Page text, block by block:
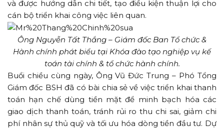
và được hướng dẫn chi tiết, tạo điều kiện thuận lợi cho
cán bộ triển khai công việc liên quan.
Ông Nguyễn Tất Thắng – Giám đốc Ban Tổ chức &
Hành chính phát biểu tại Khóa đào tạo nghiệp vụ kế
toán tài chính & tổ chức hành chính.
Buổi chiều cùng ngày, Ông Vũ Đức Trung – Phó Tổng
Giám đốc BSH đã có bài chia sẻ về việc triển khai thanh
toán hạn chế dùng tiền mặt để minh bạch hóa các
giao dịch thanh toán, tránh rủi ro thu chi sai, giảm chi
phí nhân sự thủ quỹ và tối ưu hóa dòng tiền đầu tư. Dự